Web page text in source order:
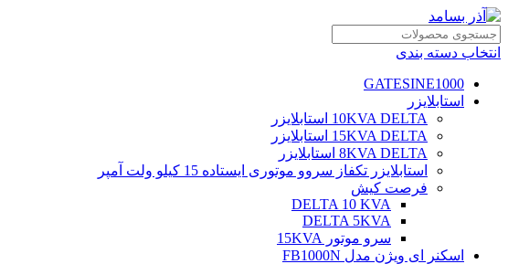
انتخاب دسته بندی
GATESINE1000
استابلایزر
10KVA DELTA استابلایزر
15KVA DELTA استابلایزر
8KVA DELTA استابلایزر
استابلایزر تکفاز سروو موتوری ایستاده 15 کیلو ولت آمپر
فرصت کیش
DELTA 10 KVA
DELTA 5KVA
سرو موتور 15KVA
اسکنر ای ویژن مدل FB1000N